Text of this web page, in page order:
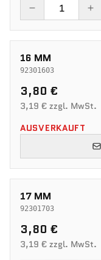
16 MM
92301603
3,80 €
3,19 € zzgl. MwSt.
AUSVERKAUFT
17 MM
92301703
3,80 €
3,19 € zzgl. MwSt.